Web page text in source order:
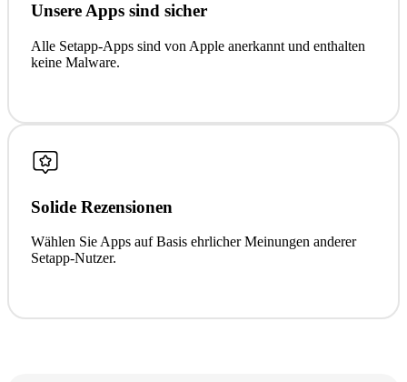
Unsere Apps sind sicher
Alle Setapp-Apps sind von Apple anerkannt und enthalten
keine Malware.
Solide Rezensionen
Wählen Sie Apps auf Basis ehrlicher Meinungen anderer
Setapp-Nutzer.